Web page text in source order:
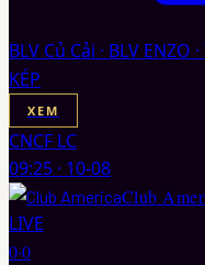
BLV Củ Cải · BLV ENZO
KÉP
XEM
CNCF LC
09:25 · 10-08
Club
LIVE
0·0